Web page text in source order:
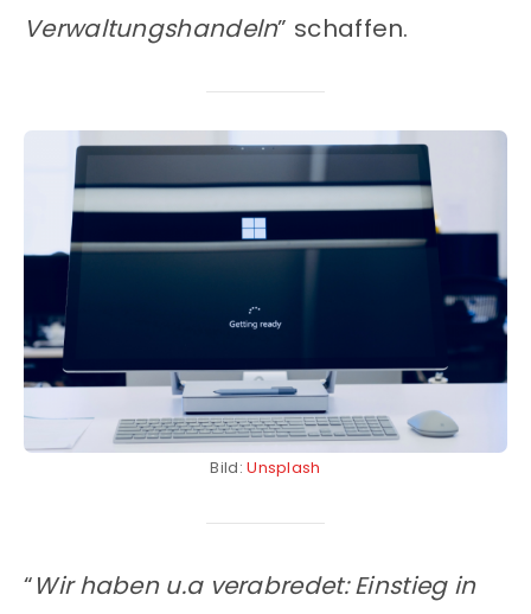
Verwaltungshandeln” schaffen.
Bild:Unsplash
“Wir haben u.a verabredet: Einstieg in